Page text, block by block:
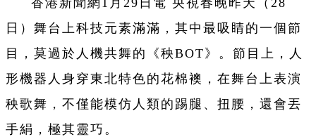
香港新聞網1月29日電 央視春晚昨天（28
日）舞台上科技元素滿滿，其中最吸睛的一個節
目，莫過於人機共舞的《秧BOT》。節目上，人
形機器人身穿東北特色的花棉襖，在舞台上表演
秧歌舞，不僅能模仿人類的踢腿、扭腰，還會丟
手絹，極其靈巧。